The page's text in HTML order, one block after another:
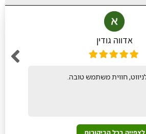
אדווה גודין
חווית משתמש טובה.